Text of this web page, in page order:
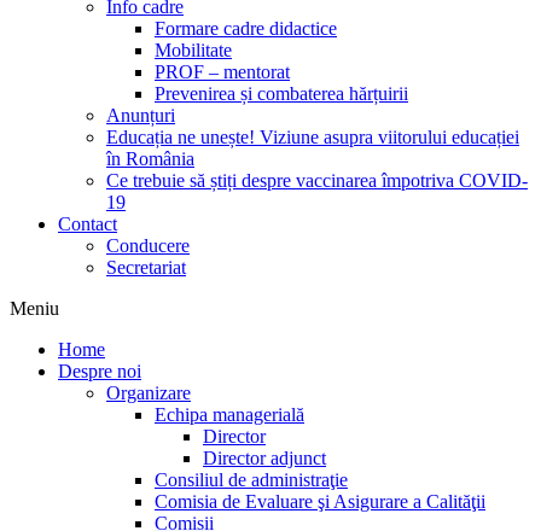
Info cadre
Formare cadre didactice
Mobilitate
PROF – mentorat
Prevenirea și combaterea hărțuirii
Anunțuri
Educația ne unește! Viziune asupra viitorului educației
în România
Ce trebuie să știți despre vaccinarea împotriva COVID-
19
Contact
Conducere
Secretariat
Meniu
Home
Despre noi
Organizare
Echipa managerială
Director
Director adjunct
Consiliul de administraţie
Comisia de Evaluare şi Asigurare a Calităţii
Comisii